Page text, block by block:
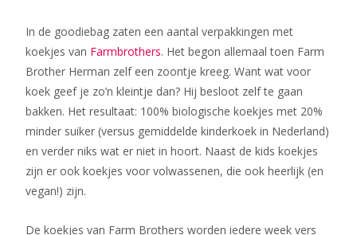
In de goodiebag zaten een aantal verpakkingen met
koekjes van Farmbrothers. Het begon allemaal toen Farm
Brother Herman zelf een zoontje kreeg. Want wat voor
koek geef je zo’n kleintje dan? Hij besloot zelf te gaan
bakken. Het resultaat: 100% biologische koekjes met 20%
minder suiker (versus gemiddelde kinderkoek in Nederland)
en verder niks wat er niet in hoort. Naast de kids koekjes
zijn er ook koekjes voor volwassenen, die ook heerlijk (en
vegan!) zijn.
De koekjes van Farm Brothers worden iedere week vers